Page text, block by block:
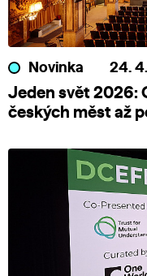
Novinka 24.
Jeden svět 2026:
českých měst až